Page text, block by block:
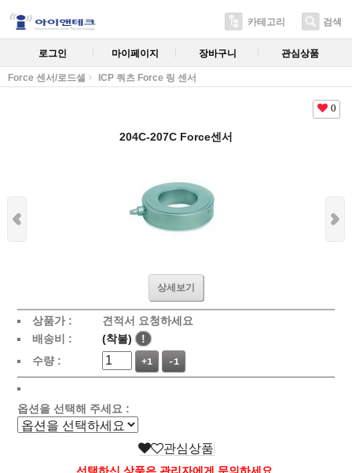
카테고리 검색
로그인 마이페이지 장바구니 관심상품
Force 센서/로드셀 ICP 쿼츠 Force 링 센서
0
204C-207C Force센서
상세보기
상품가 :
견적서 요청하세요
배송비 :
(착불)
!
수량 :
+1 -1
옵션을 선택해 주세요 :
관심상품